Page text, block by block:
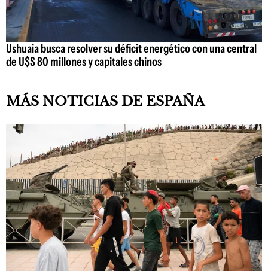
Ushuaia busca resolver su déficit energético con una central
de U$S 80 millones y capitales chinos
MÁS NOTICIAS DE ESPAÑA